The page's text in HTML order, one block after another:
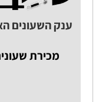
ענק השעונים
מכירת